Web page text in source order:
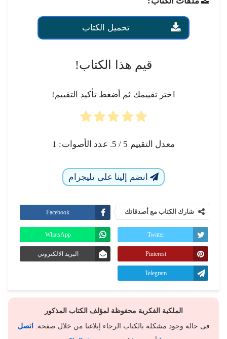
تحميل الكتاب
قيم هذا الكتاب!
اختر تقييمك ثم أضغط تأكيد التقييم!
معدل التقييم 5 / 5. عدد الأصوات: 1
انضم إلينا على تليجرام
شارك الكتاب مع أصدقائك Facebook
Twitter
WhatsApp
Pinterest البريد الالكتروني
Telegram
الملكية الفكرية محفوظة لمؤلف الكتاب المذكور
فى حالة وجود مشكلة بالكتاب الرجاء إبلاغنا من خلال صفحة: اتصل